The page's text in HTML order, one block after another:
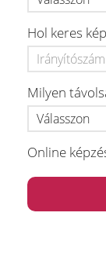
Hol keres
Milyen
Online